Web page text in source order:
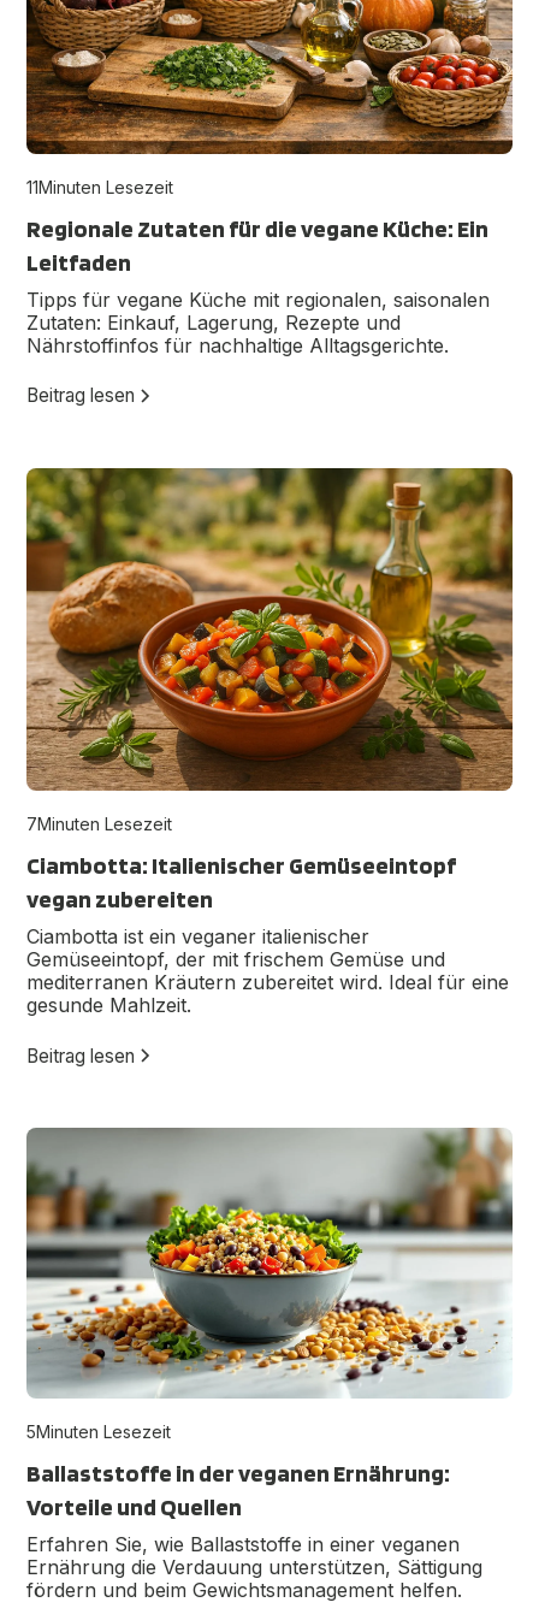
11Minuten Lesezeit
Regionale Zutaten für die vegane Küche: Ein
Leitfaden
Tipps für vegane Küche mit regionalen, saisonalen
Zutaten: Einkauf, Lagerung, Rezepte und
Nährstoffinfos für nachhaltige Alltagsgerichte.
Beitrag lesen
7Minuten Lesezeit
Ciambotta: Italienischer Gemüseeintopf
vegan zubereiten
Ciambotta ist ein veganer italienischer
Gemüseeintopf, der mit frischem Gemüse und
mediterranen Kräutern zubereitet wird. Ideal für eine
gesunde Mahlzeit.
Beitrag lesen
5Minuten Lesezeit
Ballaststoffe in der veganen Ernährung:
Vorteile und Quellen
Erfahren Sie, wie Ballaststoffe in einer veganen
Ernährung die Verdauung unterstützen, Sättigung
fördern und beim Gewichtsmanagement helfen.